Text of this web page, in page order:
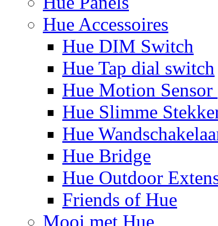
Hue Accessoires
Hue DIM Switch
Hue Tap dial switch
Hue Motion Sensor
Hue Slimme
Hue
Hue Bridge
Hue Outdoor
Friends of Hue
Mooi met Hue